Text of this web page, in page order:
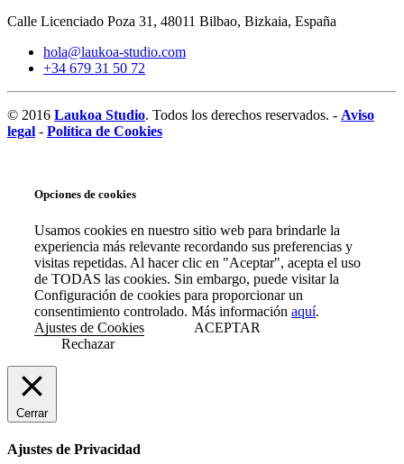
Calle Licenciado Poza 31, 48011 Bilbao, Bizkaia, España
hola@laukoa-studio.com
+34 679 31 50 72
© 2016 Laukoa Studio. Todos los derechos reservados. - Aviso
legal - Política de Cookies
Opciones de cookies
Usamos cookies en nuestro sitio web para brindarle la
experiencia más relevante recordando sus preferencias y
visitas repetidas. Al hacer clic en "Aceptar", acepta el uso
de TODAS las cookies. Sin embargo, puede visitar la
Configuración de cookies para proporcionar un
consentimiento controlado. Más información aquí.
Ajustes de Cookies
ACEPTAR
Rechazar
Cerrar
Ajustes de Privacidad